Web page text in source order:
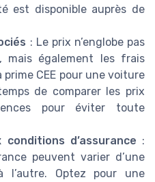
est disponible auprès de
: Le prix n’englobe pas
mais également les frais
CEE pour une voiture
de comparer les prix
pour éviter toute
d’assurance :
peuvent varier d’une
l’autre. Optez pour une